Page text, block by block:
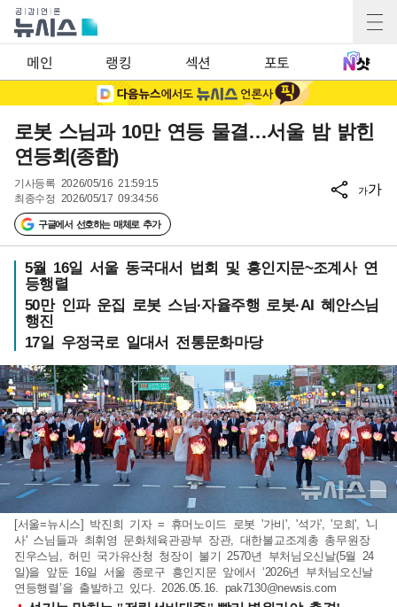
메인 랭킹 섹션 포토
로봇 스님과 10만 연등 물결…서울 밤 밝힌
연등회(종합)
기사등록 2026/05/16 21:59:15
최종수정 2026/05/17 09:34:56
구글에서 선호하는 매체로 추가
가가
5월 16일 서울 동국대서 법회 및 흥인지문~조계사 연
등행렬
50만 인파 운집 로봇 스님·자율주행 로봇·AI 혜안스님
행진
17일 우정국로 일대서 전통문화마당
[서울=뉴시스] 박진희 기자 = 휴머노이드 로봇 '가비', '석가', '모희', '니
사' 스님들과 최휘영 문화체육관광부 장관, 대한불교조계총 총무원장
진우스님, 허민 국가유산청 청장이 불기 2570년 부처님오신날(5월 24
일)을 앞둔 16일 서울 종로구 흥인지문 앞에서 ‘2026년 부처님오신날
연등행렬’을 출발하고 있다. 2026.05.16. pak7130@newsis.com